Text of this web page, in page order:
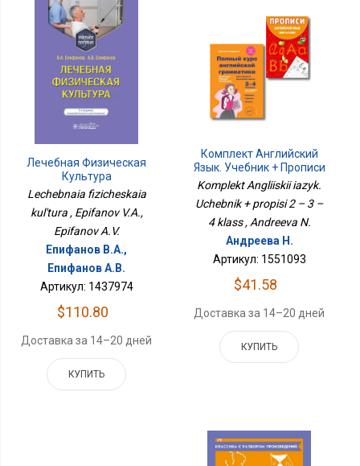
Лечебная Физическая
Культура
Lechebnaia fizicheskaia
kul'tura , Epifanov V.A.,
Epifanov A.V.
Епифанов В.А.,
Епифанов А.В.
Артикул: 1437974
$110.80
Доставка за 14–20 дней
КУПИТЬ
Комплект Английский
Язык. Учебник + Прописи
2 – 3 – 4 Класс
Komplekt Angliiskii iazyk.
Uchebnik + propisi 2 – 3 –
4 klass , Andreeva N.
Андреева Н.
Артикул: 1551093
$41.58
Доставка за 14–20 дней
КУПИТЬ